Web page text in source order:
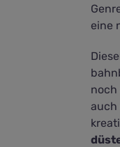
eine
noch
auch